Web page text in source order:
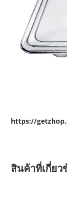
https://
สินค้าที่เกี่ยว